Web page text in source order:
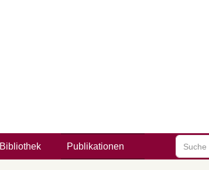
Bibliothek Publikationen
Suchen